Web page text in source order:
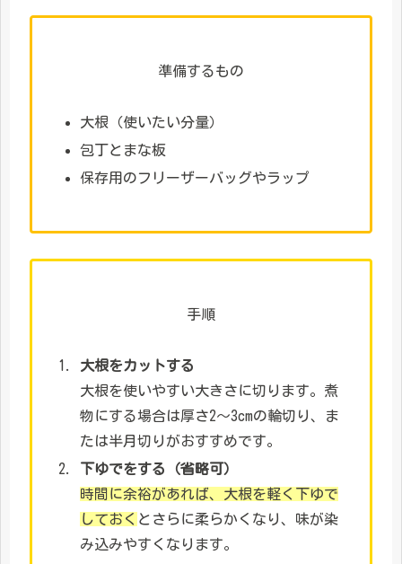
準備するもの
大根（使いたい分量）
包丁とまな板
保存用のフリーザーバッグやラップ
手順
大根をカットする
大根を使いやすい大きさに切ります。煮
物にする場合は厚さ2～3cmの輪切り、ま
たは半月切りがおすすめです。
下ゆでをする（省略可）
時間に余裕があれば、大根を軽く下ゆで
しておく とさらに柔らかくなり、味が染
み込みやすくなります。